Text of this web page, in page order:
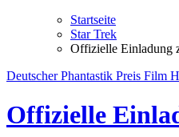
Startseite
Star Trek
Offizielle Einladung
Deutscher Phantastik Preis Film
Offizielle